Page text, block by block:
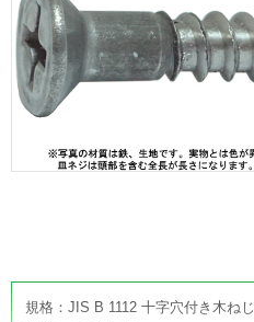
規格：JIS B 1112 十字穴付き木ねじ